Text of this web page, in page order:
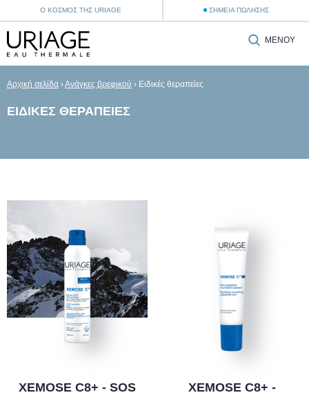
Ο ΚΌΣΜΟΣ ΤΗΣ URIAGE ΣΗΜΕΊΑ ΠΏΛΗΣΗΣ
ΜΕΝΟΎ
Αρχική σελίδα ›Ανάγκες βρεφικού › Ειδικές θεραπείες
ΕΙΔΙΚΈΣ ΘΕΡΑΠΕΊΕΣ
XEMOSE C8+ - SOS
XEMOSE C8+ -